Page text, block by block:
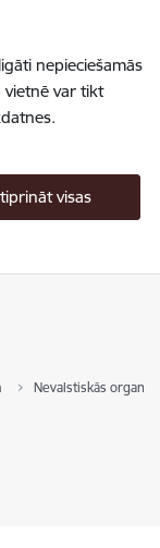
nepieciešamās
vietnē var tikt
visas
Nevalstiskās